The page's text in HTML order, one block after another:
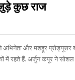
कुछ राज
अभिनेता और मशहूर
में रहते हैं. अर्जुन कपूर ने सोशल